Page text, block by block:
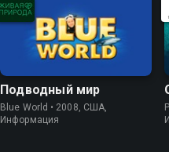
Подводный мир
Blue World • 2008, США,
Информация